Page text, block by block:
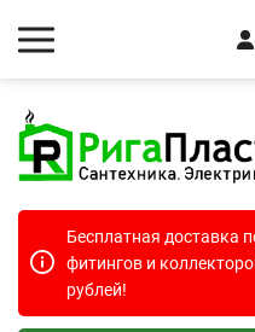
Бесплатная доставка
фитингов и
рублей!